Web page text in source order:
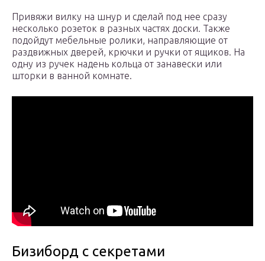
Привяжи вилку на шнур и сделай под нее сразу
несколько розеток в разных частях доски. Также
подойдут мебельные ролики, направляющие от
раздвижных дверей, крючки и ручки от ящиков. На
одну из ручек надень кольца от занавески или
шторки в ванной комнате.
Бизиборд с секретами